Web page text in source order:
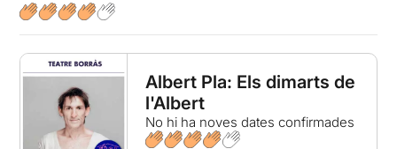
Albert Pla: Els dimarts de
l'Albert
No hi ha noves dates confirmades